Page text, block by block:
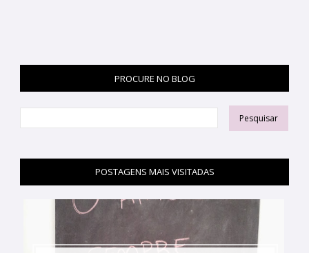
PROCURE NO BLOG
POSTAGENS MAIS VISITADAS